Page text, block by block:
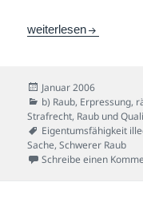
Filmdosen-Fall
weiterlesen
Veröffentlicht
am
Januar 2006
Kategorien
b) Raub, Erpressung,
Strafrecht, Raub und
Schlagwörter
Eigentumsfähigkeit
Sache,Schwerer Raub
Schreibe einen